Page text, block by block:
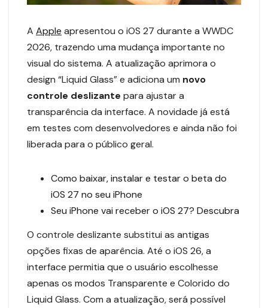
A Apple apresentou o iOS 27 durante a WWDC
2026, trazendo uma mudança importante no
visual do sistema. A atualização aprimora o
design “Liquid Glass” e adiciona um novo
controle deslizante para ajustar a
transparência da interface. A novidade já está
em testes com desenvolvedores e ainda não foi
liberada para o público geral.
Como baixar, instalar e testar o beta do
iOS 27 no seu iPhone
Seu iPhone vai receber o iOS 27? Descubra
O controle deslizante substitui as antigas
opções fixas de aparência. Até o iOS 26, a
interface permitia que o usuário escolhesse
apenas os modos Transparente e Colorido do
Liquid Glass. Com a atualização, será possível